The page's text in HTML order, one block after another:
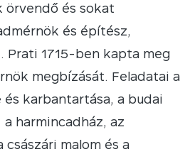
és sokat
és építész,
Prati 1715-ben kapta meg
megbízását. Feladatai a
karbantartása, a budai
harmincadház, az
császári malom és a